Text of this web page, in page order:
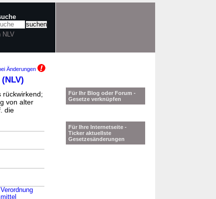
NLV
Änderungen
rückwirkend;
von alter
die
Für Ihr Blog oder Forum -
Gesetze verknüpfen
Für Ihre Internetseite -
Ticker aktuellste
Gesetzesänderungen